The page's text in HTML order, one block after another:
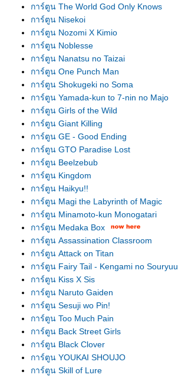
การ์ตูน The World God Only Knows
การ์ตูน Nisekoi
การ์ตูน Nozomi X Kimio
การ์ตูน Noblesse
การ์ตูน Nanatsu no Taizai
การ์ตูน One Punch Man
การ์ตูน Shokugeki no Soma
การ์ตูน Yamada-kun to 7-nin no Majo
การ์ตูน Girls of the Wild
การ์ตูน Giant Killing
การ์ตูน GE - Good Ending
การ์ตูน GTO Paradise Lost
การ์ตูน Beelzebub
การ์ตูน Kingdom
การ์ตูน Haikyu!!
การ์ตูน Magi the Labyrinth of Magic
การ์ตูน Minamoto-kun Monogatari
การ์ตูน Medaka Box
การ์ตูน Assassination Classroom
การ์ตูน Attack on Titan
การ์ตูน Fairy Tail - Kengami no Souryuu
การ์ตูน Kiss X Sis
การ์ตูน Naruto Gaiden
การ์ตูน Sesuji wo Pin!
การ์ตูน Too Much Pain
การ์ตูน Back Street Girls
การ์ตูน Black Clover
การ์ตูน YOUKAI SHOUJO
การ์ตูน Skill of Lure